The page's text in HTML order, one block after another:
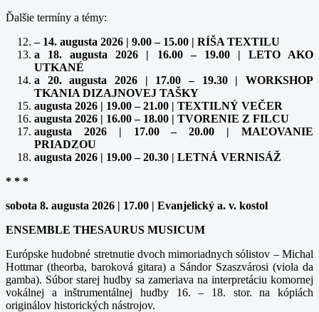
Ďalšie termíny a témy:
– 14. augusta 2026 | 9.00 – 15.00 | RÍŠA TEXTILU
a 18. augusta 2026 | 16.00 – 19.00 | LETO AKO
UTKANÉ
a 20. augusta 2026 | 17.00 – 19.30 | WORKSHOP
TKANIA DIZAJNOVEJ TAŠKY
augusta 2026 | 19.00 – 21.00 | TEXTILNÝ VEČER
augusta 2026 | 16.00 – 18.00 | TVORENIE Z FILCU
augusta 2026 | 17.00 – 20.00 | MAĽOVANIE
PRIADZOU
augusta 2026 | 19.00 – 20.30 | LETNÁ VERNISÁŽ
* * *
sobota 8. augusta 2026 | 17.00 | Evanjelický a. v. kostol
ENSEMBLE THESAURUS MUSICUM
Európske hudobné stretnutie dvoch mimoriadnych sólistov – Michal
Hottmar (theorba, baroková gitara) a Sándor Szaszvárosi (viola da
gamba). Súbor starej hudby sa zameriava na interpretáciu komornej
vokálnej a inštrumentálnej hudby 16. – 18. stor. na kópiách
originálov historických nástrojov.